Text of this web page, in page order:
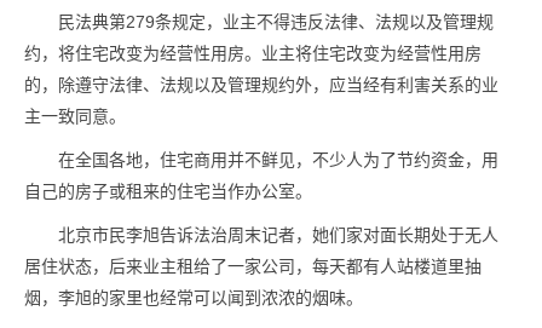
民法典第279条规定，业主不得违反法律、法规以及管理规
约，将住宅改变为经营性用房。业主将住宅改变为经营性用房
的，除遵守法律、法规以及管理规约外，应当经有利害关系的业
主一致同意。
在全国各地，住宅商用并不鲜见，不少人为了节约资金，用
自己的房子或租来的住宅当作办公室。
北京市民李旭告诉法治周末记者，她们家对面长期处于无人
居住状态，后来业主租给了一家公司，每天都有人站楼道里抽
烟，李旭的家里也经常可以闻到浓浓的烟味。